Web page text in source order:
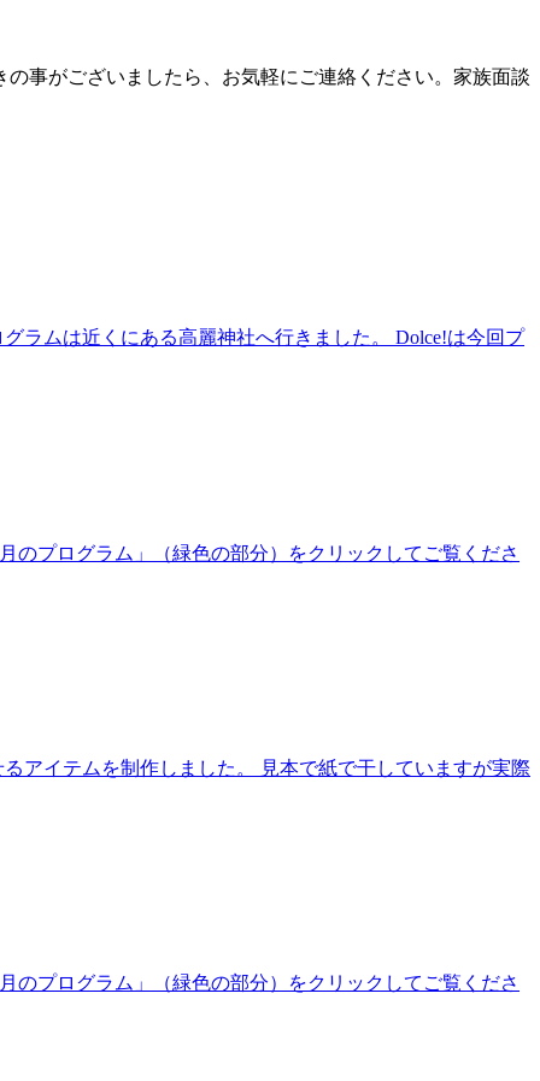
事がございましたら、お気軽にご連絡ください。家族面談
ラムは近くにある高麗神社へ行きました。 Dolce!は今回プ
のプログラム」（緑色の部分）をクリックしてご覧くださ
アイテムを制作しました。 見本で紙で干していますが実際
のプログラム」（緑色の部分）をクリックしてご覧くださ